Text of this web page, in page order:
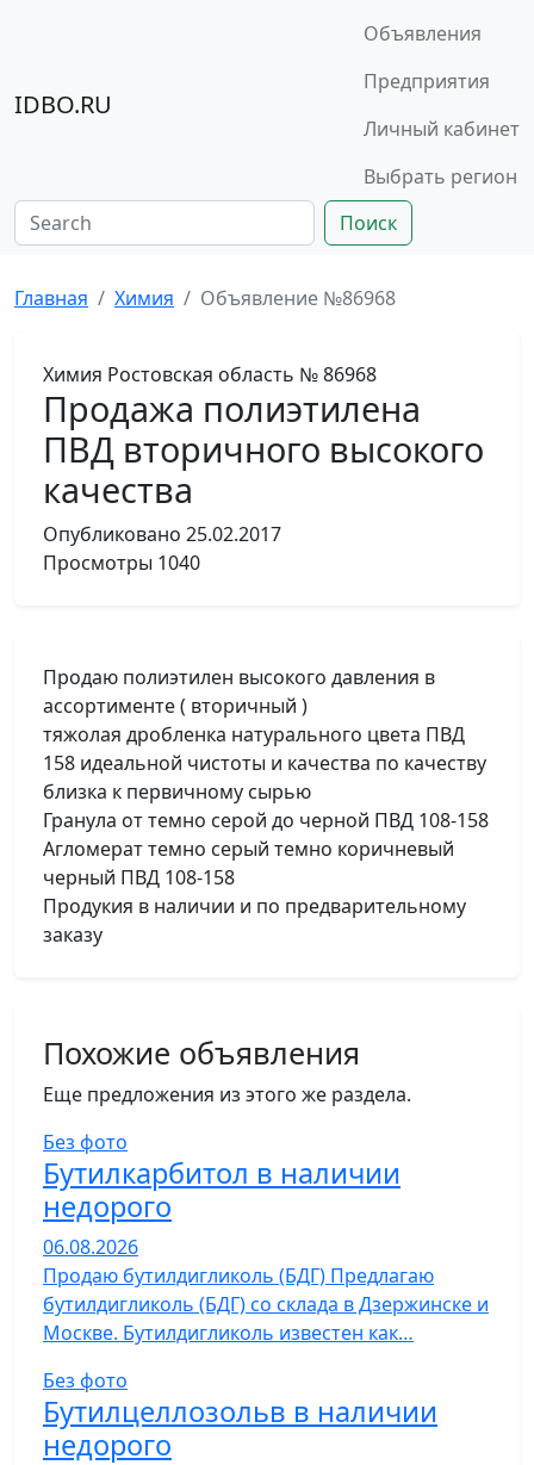
IDBO.RU
Объявления
Предприятия
Личный кабинет
Выбрать регион
Поиск
Главная Химия Объявление №86968
Химия Ростовская область № 86968
Продажа полиэтилена
ПВД вторичного высокого
качества
Опубликовано 25.02.2017
Просмотры 1040
Продаю полиэтилен высокого давления в
ассортименте ( вторичный )
тяжолая дробленка натурального цвета ПВД
158 идеальной чистоты и качества по качеству
близка к первичному сырью
Гранула от темно серой до черной ПВД 108-158
Агломерат темно серый темно коричневый
черный ПВД 108-158
Продукия в наличии и по предварительному
заказу
Похожие объявления
Еще предложения из этого же раздела.
Без фото
Бутилкарбитол в наличии
недорого
06.08.2026
Продаю бутилдигликоль (БДГ) Предлагаю
бутилдигликоль (БДГ) со склада в Дзержинске и
Москве. Бутилдигликоль известен как…
Без фото
Бутилцеллозольв в наличии
недорого